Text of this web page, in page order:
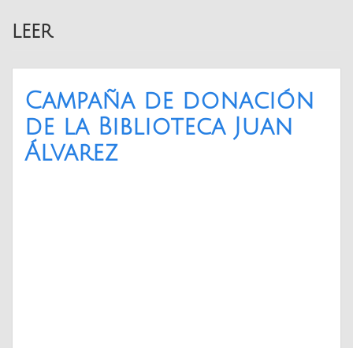
leer
Campaña de donación
de la Biblioteca Juan
Álvarez